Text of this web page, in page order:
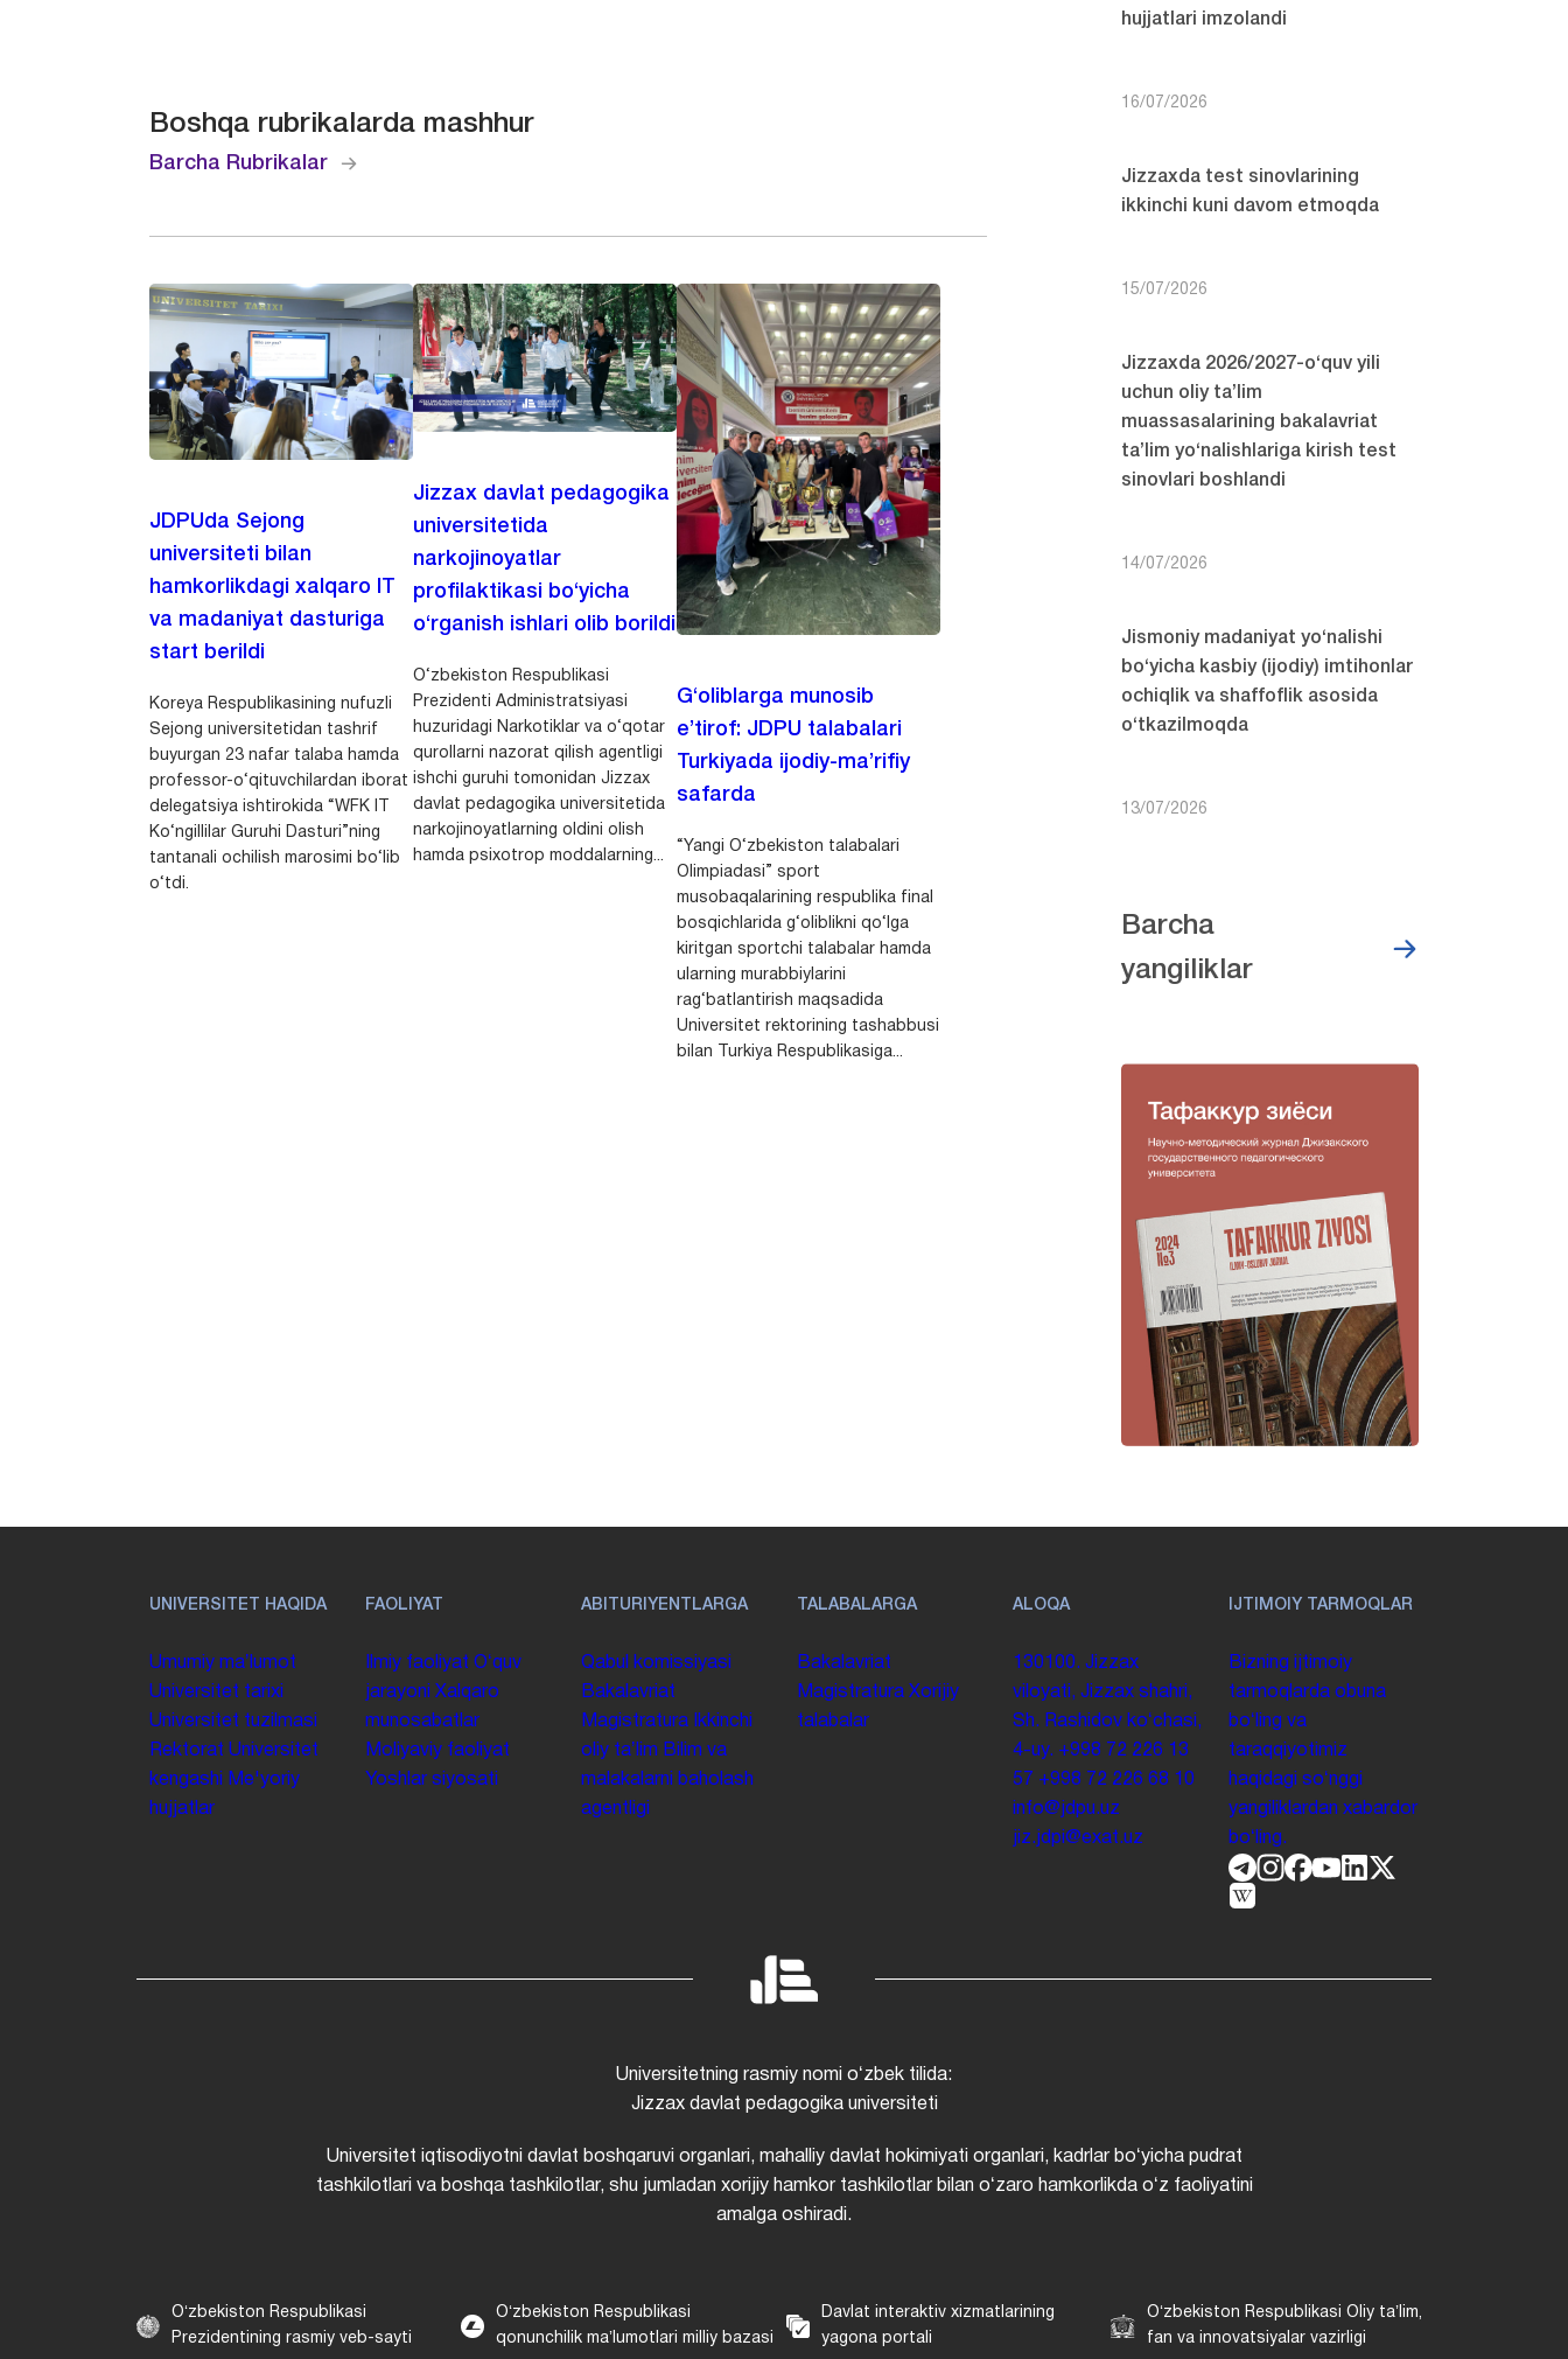
Boshqa rubrikalarda mashhur
Barcha Rubrikalar
JDPUda Sejong
universiteti bilan
hamkorlikdagi xalqaro IT
va madaniyat dasturiga
start berildi
Koreya Respublikasining nufuzli
Sejong universitetidan tashrif
buyurgan 23 nafar talaba hamda
professor-o‘qituvchilardan iborat
delegatsiya ishtirokida “WFK IT
Ko‘ngillilar Guruhi Dasturi”ning
tantanali ochilish marosimi bo‘lib
o‘tdi.
Jizzax davlat pedagogika
universitetida
narkojinoyatlar
profilaktikasi bo‘yicha
o‘rganish ishlari olib borildi
O‘zbekiston Respublikasi
Prezidenti Administratsiyasi
huzuridagi Narkotiklar va o‘qotar
qurollarni nazorat qilish agentligi
ishchi guruhi tomonidan Jizzax
davlat pedagogika universitetida
narkojinoyatlarning oldini olish
hamda psixotrop moddalarning...
G‘oliblarga munosib
e’tirof: JDPU talabalari
Turkiyada ijodiy-ma’rifiy
safarda
“Yangi O‘zbekiston talabalari
Olimpiadasi” sport
musobaqalarining respublika final
bosqichlarida g‘oliblikni qo‘lga
kiritgan sportchi talabalar hamda
ularning murabbiylarini
rag‘batlantirish maqsadida
Universitet rektorining tashabbusi
bilan Turkiya Respublikasiga...
hujjatlari imzolandi
16/07/2026
Jizzaxda test sinovlarining
ikkinchi kuni davom etmoqda
15/07/2026
Jizzaxda 2026/2027-o‘quv yili
uchun oliy ta’lim
muassasalarining bakalavriat
ta’lim yo‘nalishlariga kirish test
sinovlari boshlandi
14/07/2026
Jismoniy madaniyat yo‘nalishi
bo‘yicha kasbiy (ijodiy) imtihonlar
ochiqlik va shaffoflik asosida
o‘tkazilmoqda
13/07/2026
Barcha
yangiliklar
UNIVERSITET HAQIDA
Umumiy maʼlumot
Universitet tarixi
Universitet tuzilmasi
Rektorat Universitet
kengashi
Me'yoriy
hujjatlar
FAOLIYAT
Ilmiy faoliyat Oʻquv
jarayoni Xalqaro
munosabatlar
Moliyaviy faoliyat
Yoshlar siyosati
ABITURIYENTLARGA
Qabul komissiyasi
Bakalavriat
Magistratura
Ikkinchi
oliy taʼlim Bilim va
malakalarni baholash
agentligi
TALABALARGA
Bakalavriat
Magistratura Xorijiy
talabalar
ALOQA
130100. Jizzax
viloyati, Jizzax shahri,
Sh. Rashidov koʻchasi,
4-uy. +998 72 226 13
57 +998 72 226 68 10
info@jdpu.uz
jiz.jdpi@exat.uz
IJTIMOIY TARMOQLAR
Bizning ijtimoiy
tarmoqlarda obuna
boʻling va
taraqqiyotimiz
haqidagi soʻnggi
yangiliklardan xabardor
boʻling.
Universitetning rasmiy nomi oʻzbek tilida:
Jizzax davlat pedagogika universiteti
Universitet iqtisodiyotni davlat boshqaruvi organlari, mahalliy davlat hokimiyati organlari, kadrlar boʻyicha pudrat
tashkilotlari va boshqa tashkilotlar, shu jumladan xorijiy hamkor tashkilotlar bilan oʻzaro hamkorlikda oʻz faoliyatini
amalga oshiradi.
Oʻzbekiston Respublikasi
Prezidentining rasmiy veb-sayti
Oʻzbekiston Respublikasi
qonunchilik maʼlumotlari milliy bazasi
Davlat interaktiv xizmatlarining
yagona portali
Oʻzbekiston Respublikasi Oliy taʼlim,
fan va innovatsiyalar vazirligi